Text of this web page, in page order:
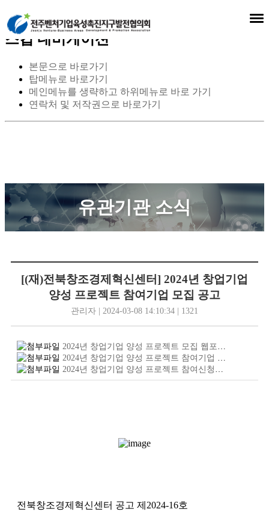
스킵 네비게이션
본문으로 바로가기
탑메뉴로 바로가기
메인메뉴를 생략하고 하위메뉴로 바로 가기
연락처 및 저작권으로 바로가기
유관기관 소식
[(재)전북창조경제혁신센터] 2024년 창업기업
양성 프로젝트 참여기업 모집 공고
관리자 | 2024-03-08 14:10:34 | 1321
2024년 창업기업 양성 프로젝트 모집 웹포스터.jpg
2024년 창업기업 양성 프로젝트 참여기업 모집 공고문.pdf
2024년 창업기업 양성 프로젝트 참여신청서 및 사업계획서.hwp
전북창조경제혁신센터 공고 제2024-16호